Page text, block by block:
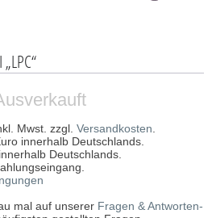
Mwst. zzgl. Versandkosten
innerhalb Deutschlands.
Deutschlands.
mal auf unserer Fragen & Antworten-